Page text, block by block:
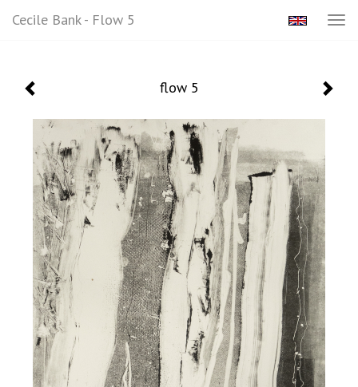
Cecile Bank - Flow 5
flow 5